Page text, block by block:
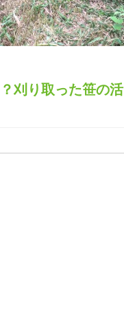
刈り取った笹の活